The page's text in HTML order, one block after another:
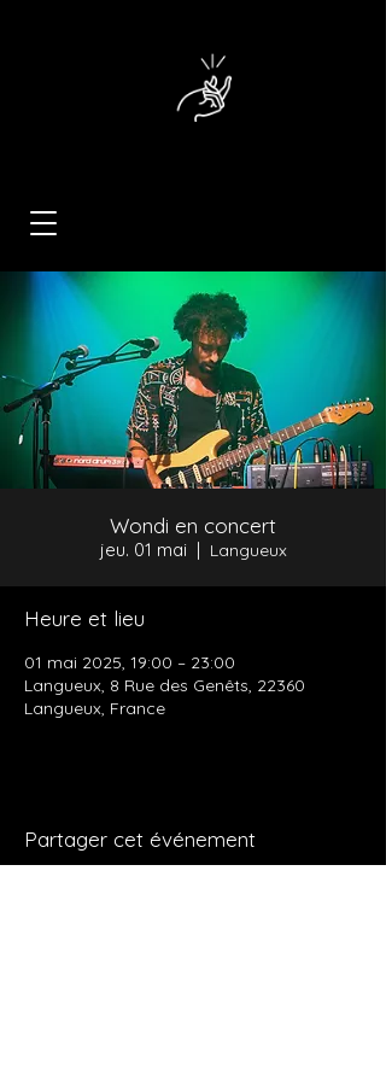
Wondi en concert
jeu. 01 mai
  |
Langueux
Heure et lieu
01 mai 2025, 19:00 – 23:00
Langueux, 8 Rue des Genêts, 22360
Langueux, France
Partager cet événement